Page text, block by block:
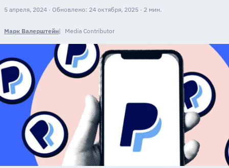
5 апреля, 2024 · Обновлено: 24 октября, 2025 · 2 мин.
Марк Валерштейн Media Contributor